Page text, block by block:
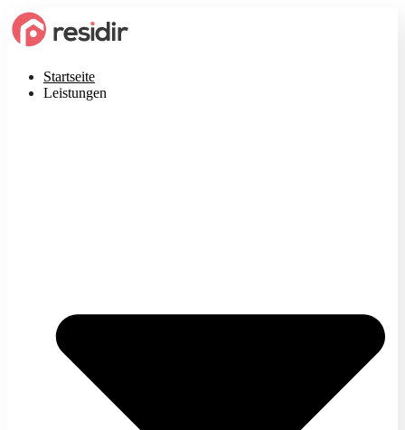
Startseite
Leistungen